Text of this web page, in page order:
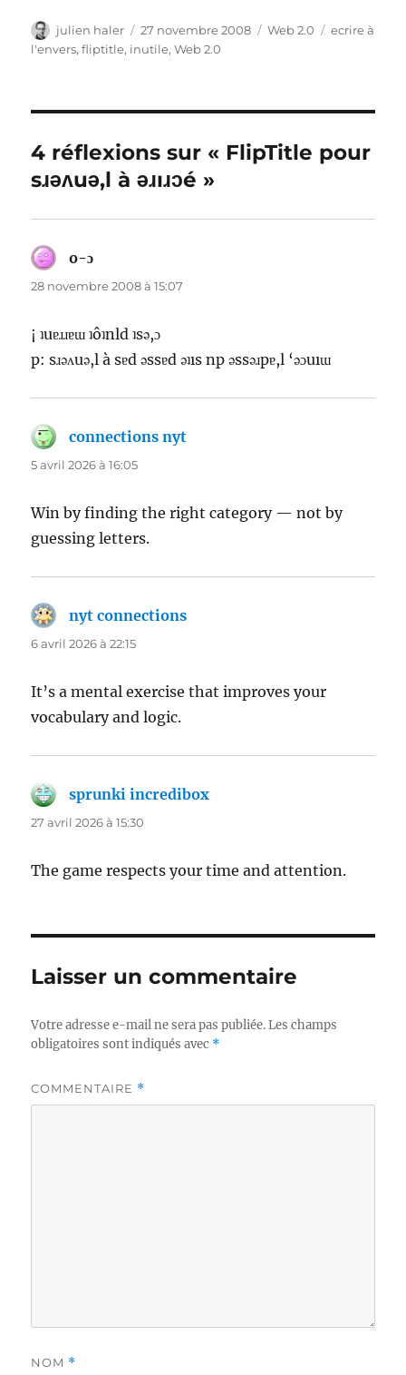
Auteur
julien haler
Publié
le
27 novembre 2008 Catégories
Web 2.0 Étiquettes
ecrire à
l'envers,fliptitle, inutile,Web 2.0
4 réflexions sur « FlipTitle pour
sɹǝʌuǝ,l à ǝɹıɹɔé »
o-ɔ
28 novembre 2008 à 15:07
¡ ʇuɐɹɹɐɯ ʇôʇnld ʇsǝ,ɔ
p: sɹǝʌuǝ,l à sɐd ǝssɐd ǝʇıs np ǝssǝɹpɐ,l ‘ǝɔuıɯ
connections nyt
5 avril 2026 à 16:05
Win by finding the right category — not by
guessing letters.
nyt connections
6 avril 2026 à 22:15
It’s a mental exercise that improves your
vocabulary and logic.
sprunki incredibox
27 avril 2026 à 15:30
The game respects your time and attention.
Laisser un commentaire
Votre adresse e-mail ne sera pas publiée. Les champs
obligatoires sont indiqués avec *
COMMENTAIRE *
NOM *